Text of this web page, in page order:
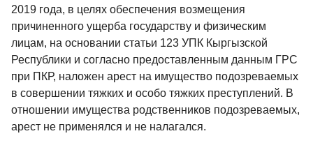
2019 года, в целях обеспечения возмещения
причиненного ущерба государству и физическим
лицам, на основании статьи 123 УПК Кыргызской
Республики и согласно предоставленным данным ГРС
при ПКР, наложен арест на имущество подозреваемых
в совершении тяжких и особо тяжких преступлений. В
отношении имущества родственников подозреваемых,
арест не применялся и не налагался.